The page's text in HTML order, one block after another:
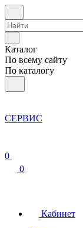
Каталог
По всему сайту
По каталогу
СЕРВИС
0
0
Кабинет